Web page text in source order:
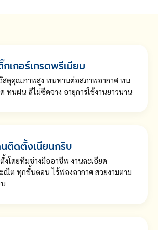
เกอร์เกรดพรีเมียม
สดุคุณภาพสูง ทนทานต่อสภาพอากาศ ทน
ทนฝน สีไม่ซีดจาง อายุการใช้งานยาวนาน
นติดตั้งเนียนกริบ
งโดยทีมช่างมืออาชีพ งานละเอียด
ณีต ทุกขั้นตอน ไร้ฟองอากาศ สวยงามตาม